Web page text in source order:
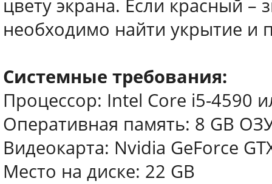
цвету экрана. Если красный –
необходимо найти укрытие и
Системные требования:
Процессор: Intel Core i5-4590
Оперативная память: 8 GB
Видеокарта: Nvidia GeForce
Место на диске: 22 GB